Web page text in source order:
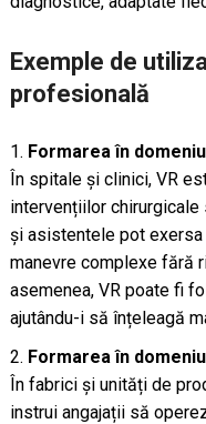
Exemple de
profesională
Formarea în
În spitale și clinici, VR
intervențiilor
și asistentele pot
manevre complexe fără
asemenea, VR poate fi
ajutându-i să înțeleagă
Formarea în
În fabrici și unități de
instrui angajații să